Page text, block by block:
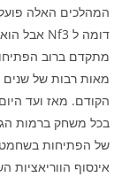
מתקדם ברוב
מאות רבות של
הקודם. מאז ועד
בכל משחק ברמות
של הפתיחות בשחמט.
אינסוף